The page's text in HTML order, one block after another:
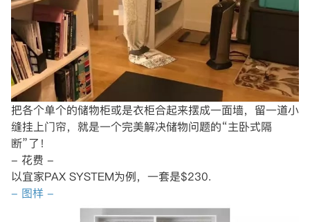
把各个单个的储物柜或是衣柜合起来摆成一面墙，留一道小
缝挂上门帘，就是一个完美解决储物问题的“主卧式隔
断”了！
- 花费 -
以宜家PAX SYSTEM为例，一套是$230.
- 图样 -